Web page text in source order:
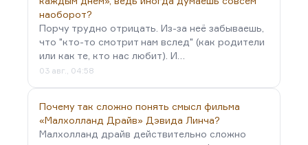
наоборот?
Порчу трудно отрицать. Из-за неё забываешь,
что "кто-то смотрит нам вслед" (как родители
или как те, кто нас любит). И…
03 авг., 04:58
Почему так сложно понять смысл фильма
«Малхолланд Драйв» Дэвида Линча?
Малхолланд драйв действительно сложно